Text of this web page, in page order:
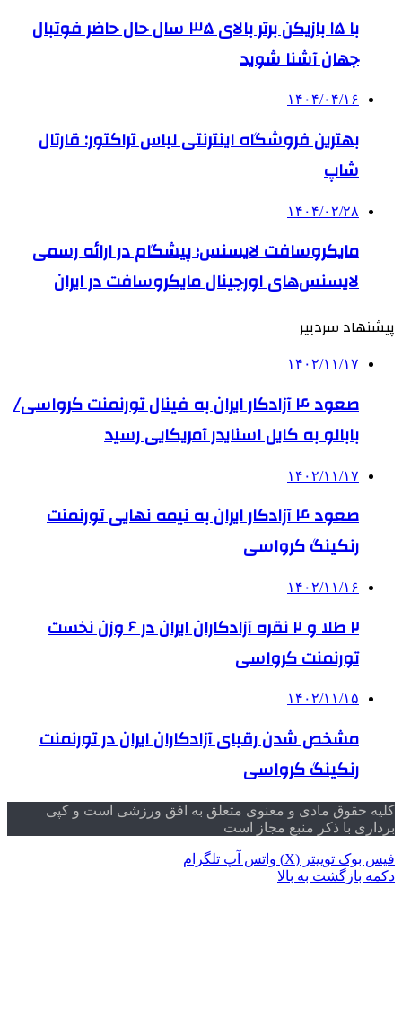
با ۱۵ بازیکن برتر بالای ۳۵ سال حال حاضر فوتبال
جهان آشنا شوید
۱۴۰۴/۰۴/۱۶
بهترین فروشگاه اینترنتی لباس تراکتور: قارتال
شاپ
۱۴۰۴/۰۲/۲۸
مایکروسافت لایسنس؛ پیشگام در ارائه رسمی
لایسنس‌های اورجینال مایکروسافت در ایران
پیشنهاد سردبیر
۱۴۰۲/۱۱/۱۷
صعود ۴ آزادکار ایران به فینال تورنمنت کرواسی/
بابالو به کایل اسنایدر آمریکایی رسید
۱۴۰۲/۱۱/۱۷
صعود ۴ آزادکار ایران به نیمه نهایی تورنمنت
رنکینگ کرواسی
۱۴۰۲/۱۱/۱۶
۲ طلا و ۲ نقره آزادکاران ایران در ۶ وزن نخست
تورنمنت کرواسی
۱۴۰۲/۱۱/۱۵
مشخص شدن رقبای آزادکاران ایران در تورنمنت
رنکینگ کرواسی
کلیه حقوق مادی و معنوی متعلق به افق ورزشی است و کپی
برداری با ذکر منبع مجاز است
فیس بوک توییتر (X) واتس آپ تلگرام
دکمه بازگشت به بالا